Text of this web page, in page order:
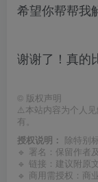
希望你帮帮我
谢谢了！真的
© 版权声明
⚠️本站内容为个人
有。
授权说明： 除特别
🔹 署名：保留作者及
🔹 链接：建议附原
🔹 商用需授权：商